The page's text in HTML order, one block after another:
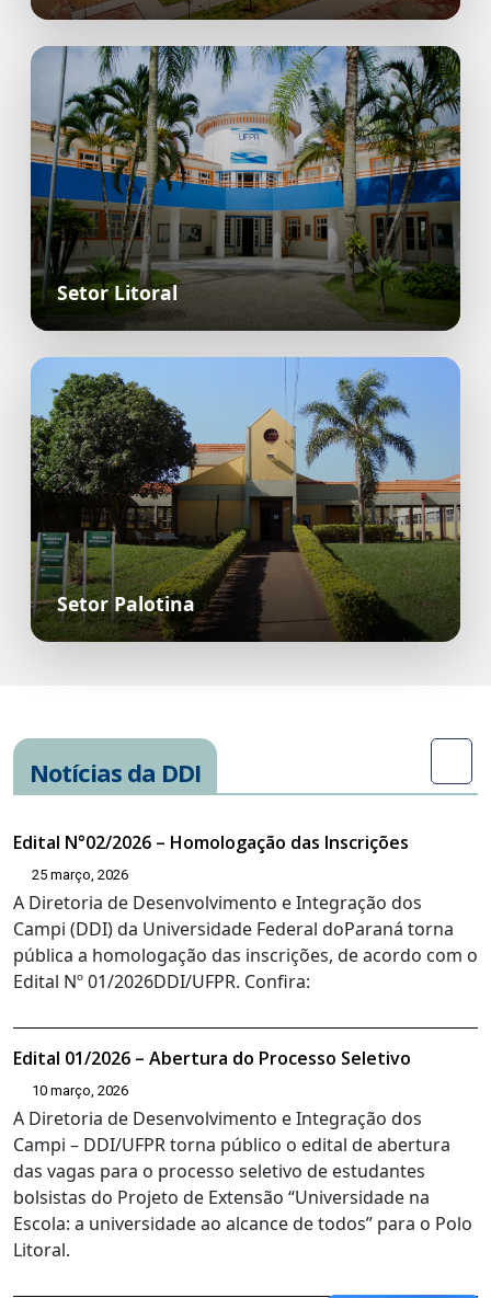
Setor Litoral
Setor Palotina
Notícias da DDI
Edital N°02/2026 – Homologação das Inscrições
25 março, 2026
A Diretoria de Desenvolvimento e Integração dos
Campi (DDI) da Universidade Federal doParaná torna
pública a homologação das inscrições, de acordo com o
Edital Nº 01/2026DDI/UFPR. Confira:
Edital 01/2026 – Abertura do Processo Seletivo
10 março, 2026
A Diretoria de Desenvolvimento e Integração dos
Campi – DDI/UFPR torna público o edital de abertura
das vagas para o processo seletivo de estudantes
bolsistas do Projeto de Extensão “Universidade na
Escola: a universidade ao alcance de todos” para o Polo
Litoral.